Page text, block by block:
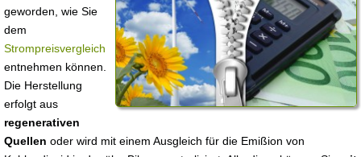
geworden, wie Sie
dem
Strompreisvergleich
entnehmen können.
Die Herstellung
erfolgt aus
regenerativen
Quellen oder wird mit einem Ausgleich für die Emißion von